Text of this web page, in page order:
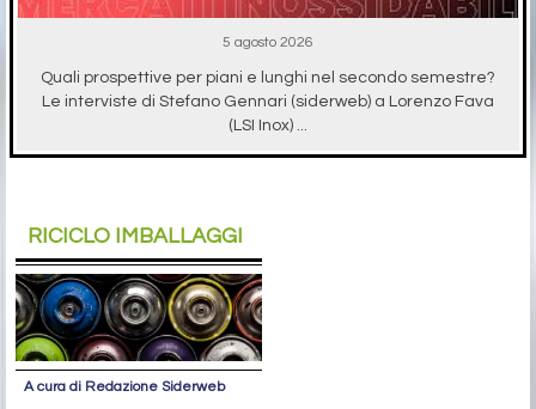
5 agosto 2026
Quali prospettive per piani e lunghi nel secondo semestre?
Le interviste di Stefano Gennari (siderweb) a Lorenzo Fava
(LSI Inox) ...
RICICLO IMBALLAGGI
A cura di Redazione Siderweb